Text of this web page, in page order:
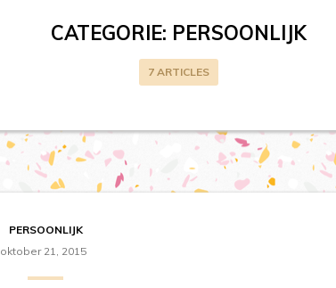
CATEGORIE: PERSOONLIJK
7 ARTICLES
PERSOONLIJK
oktober 21, 2015